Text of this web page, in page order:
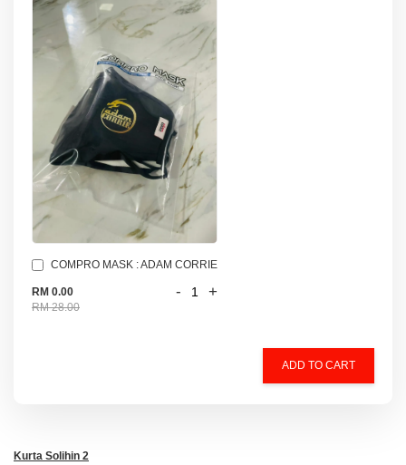
COMPRO MASK : ADAM CORRIE
RM 0.00
RM 28.00
- +
ADD TO CART
Kurta Solihin 2